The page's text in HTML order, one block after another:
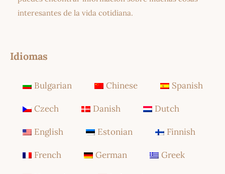
interesantes de la vida cotidiana.
Idiomas
Bulgarian Chinese Spanish
Czech Danish Dutch
English Estonian Finnish
French German Greek